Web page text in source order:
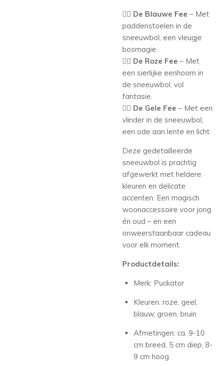
🧚‍♀️ De Blauwe Fee – Met
paddenstoelen in de
sneeuwbol, een vleugje
bosmagie.
🧚‍♀️ De Roze Fee – Met
een sierlijke eenhoorn in
de sneeuwbol, vol
fantasie.
🧚‍♀️ De Gele Fee – Met een
vlinder in de sneeuwbol,
een ode aan lente en licht.
Deze gedetailleerde
sneeuwbol is prachtig
afgewerkt met heldere
kleuren en delicate
accenten. Een magisch
woonaccessoire voor jong
én oud – en een
onweerstaanbaar cadeau
voor elk moment.
Productdetails:
Merk: Puckator
Kleuren: roze, geel,
blauw, groen, bruin
Afmetingen: ca. 9-10
cm breed, 5 cm diep, 8-
9 cm hoog